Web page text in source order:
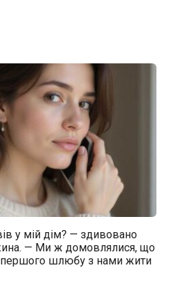
у мій дім? — здивовано
— Ми ж домовлялися, що
першого шлюбу з нами жити